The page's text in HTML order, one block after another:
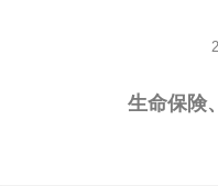
生命保険